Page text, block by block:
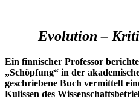
Evolution –
Ein finnischer Professor
„Schöpfung“ in der
geschriebene Buch vermittelt
Kulissen des